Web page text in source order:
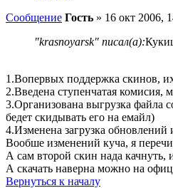
Сообщение Гость » 16 окт 2006,
"krasnoyarsk" писал(а):
1.Вопервых поддержка скинов,
2.Введена ступенчатая
3.Организована выгрузка файла
бедет скидывать его на емайл)
4.Изменена загрузка
Вообше изменений куча, я
А сам второй скин нада качнуть,
А скачать наверна можно на
Вернуться к началу